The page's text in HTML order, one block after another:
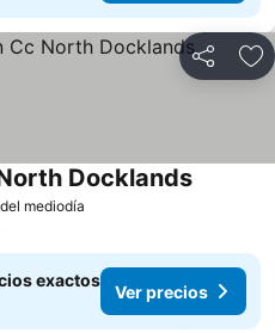
Compartir
mediodía
Docklands
exactos
Ver precios